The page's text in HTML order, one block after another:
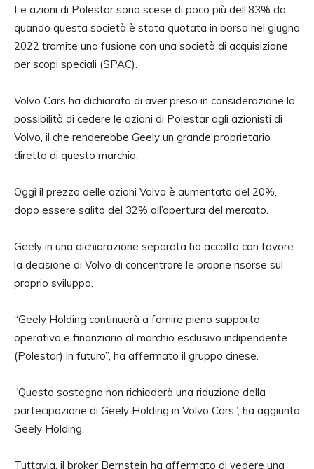
Le azioni di Polestar sono scese di poco più dell’83% da
quando questa società è stata quotata in borsa nel giugno
2022 tramite una fusione con una società di acquisizione
per scopi speciali (SPAC).
Volvo Cars ha dichiarato di aver preso in considerazione la
possibilità di cedere le azioni di Polestar agli azionisti di
Volvo, il che renderebbe Geely un grande proprietario
diretto di questo marchio.
Oggi il prezzo delle azioni Volvo è aumentato del 20%,
dopo essere salito del 32% all’apertura del mercato.
Geely in una dichiarazione separata ha accolto con favore
la decisione di Volvo di concentrare le proprie risorse sul
proprio sviluppo.
“Geely Holding continuerà a fornire pieno supporto
operativo e finanziario al marchio esclusivo indipendente
(Polestar) in futuro”, ha affermato il gruppo cinese.
“Questo sostegno non richiederà una riduzione della
partecipazione di Geely Holding in Volvo Cars”, ha aggiunto
Geely Holding.
Tuttavia, il broker Bernstein ha affermato di vedere una